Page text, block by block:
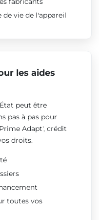
vie de l'appareil
les aides
peut être
pas à pas pour
Adapt', crédit
droits.
toutes vos